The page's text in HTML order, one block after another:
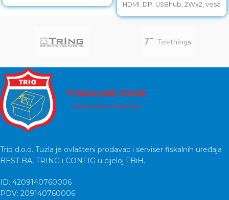
HDMI. DP, USBhub, 2Wx2, vesa
Veličina monitora 24”
Trio d.o.o. Tuzla je ovlašteni prodavac i serviser fiskalnih uređaja
BEST BA, TRING i CONFIG u cijeloj FBiH.
ID: 4209140760006
PDV: 209140760006